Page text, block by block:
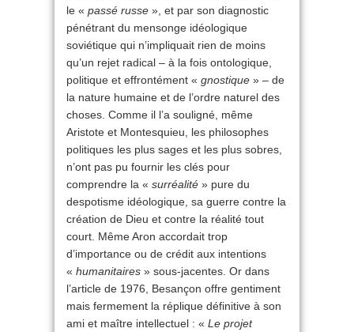
le « passé russe », et par son diagnostic
pénétrant du mensonge idéologique
soviétique qui n’impliquait rien de moins
qu’un rejet radical – à la fois ontologique,
politique et effrontément « gnostique » – de
la nature humaine et de l’ordre naturel des
choses. Comme il l’a souligné, même
Aristote et Montesquieu, les philosophes
politiques les plus sages et les plus sobres,
n’ont pas pu fournir les clés pour
comprendre la « surréalité » pure du
despotisme idéologique, sa guerre contre la
création de Dieu et contre la réalité tout
court. Même Aron accordait trop
d’importance ou de crédit aux intentions
« humanitaires » sous-jacentes. Or dans
l’article de 1976, Besançon offre gentiment
mais fermement la réplique définitive à son
ami et maître intellectuel : « Le projet